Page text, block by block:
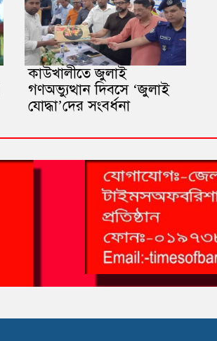
কাউখালীতে জুলাই
গণঅভ্যুত্থান দিবসে ‘জুলাই
যোদ্ধা’দের সংবর্ধনা